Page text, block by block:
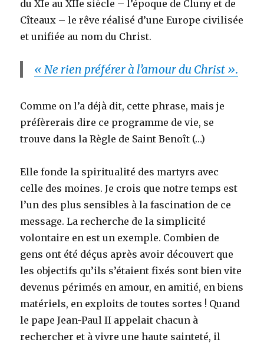
du XIe au XIIe siècle – l’époque de Cluny et de
Cîteaux – le rêve réalisé d’une Europe civilisée
et unifiée au nom du Christ.
« Ne rien préférer à l’amour du Christ ».
Comme on l’a déjà dit, cette phrase, mais je
préfèrerais dire ce programme de vie, se
trouve dans la Règle de Saint Benoît (…)
Elle fonde la spiritualité des martyrs avec
celle des moines. Je crois que notre temps est
l’un des plus sensibles à la fascination de ce
message. La recherche de la simplicité
volontaire en est un exemple. Combien de
gens ont été déçus après avoir découvert que
les objectifs qu’ils s’étaient fixés sont bien vite
devenus périmés en amour, en amitié, en biens
matériels, en exploits de toutes sortes ! Quand
le pape Jean-Paul II appelait chacun à
rechercher et à vivre une haute sainteté, il